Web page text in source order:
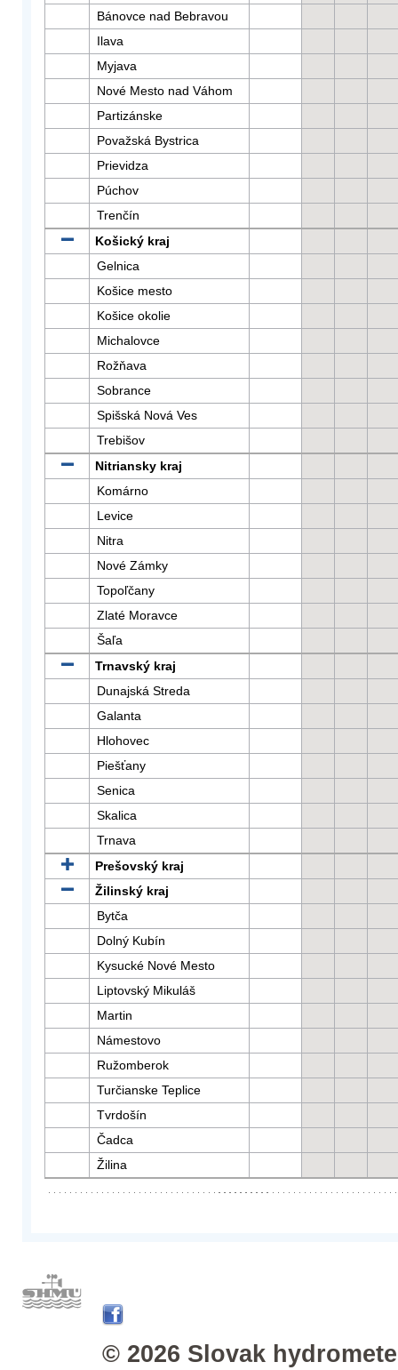
Bánovce nad Bebravou
Ilava
Myjava
Nové Mesto nad Váhom
Partizánske
Považská Bystrica
Prievidza
Púchov
Trenčín
Košický kraj
Gelnica
Košice mesto
Košice okolie
Michalovce
Rožňava
Sobrance
Spišská Nová Ves
Trebišov
Nitriansky kraj
Komárno
Levice
Nitra
Nové Zámky
Topoľčany
Zlaté Moravce
Šaľa
Trnavský kraj
Dunajská Streda
Galanta
Hlohovec
Piešťany
Senica
Skalica
Trnava
Prešovský kraj
Žilinský kraj
Bytča
Dolný Kubín
Kysucké Nové Mesto
Liptovský Mikuláš
Martin
Námestovo
Ružomberok
Turčianske Teplice
Tvrdošín
Čadca
Žilina
© 2026 Slovak